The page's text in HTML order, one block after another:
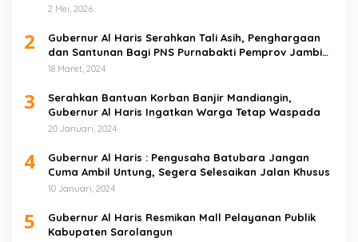
2 Mei, 2026
2
Gubernur Al Haris Serahkan Tali Asih, Penghargaan
dan Santunan Bagi PNS Purnabakti Pemprov Jambi
Yang Berada di Sarolangun
18 Maret, 2024
3
Serahkan Bantuan Korban Banjir Mandiangin,
Gubernur Al Haris Ingatkan Warga Tetap Waspada
20 Januari, 2024
4
Gubernur Al Haris : Pengusaha Batubara Jangan
Cuma Ambil Untung, Segera Selesaikan Jalan Khusus
10 Januari, 2024
5
Gubernur Al Haris Resmikan Mall Pelayanan Publik
Kabupaten Sarolangun